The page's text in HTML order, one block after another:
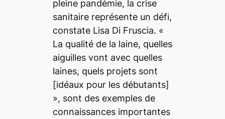
pleine pandémie, la crise
sanitaire représente un défi,
constate Lisa Di Fruscia. «
La qualité de la laine, quelles
aiguilles vont avec quelles
laines, quels projets sont
[idéaux pour les débutants]
», sont des exemples de
connaissances importantes